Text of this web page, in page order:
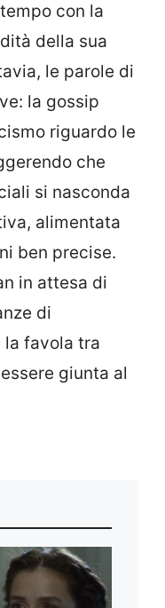
con la
della sua
le parole di
la gossip
riguardo le
che
si nasconda
alimentata
ben precise.
in attesa di
di
la favola tra
giunta al